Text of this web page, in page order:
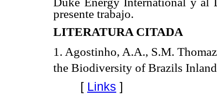
presente trabajo.
LITERATURA CITADA
1. Agostinho, A.A., S.M.
the Biodiversity of Brazils
[ Links ]